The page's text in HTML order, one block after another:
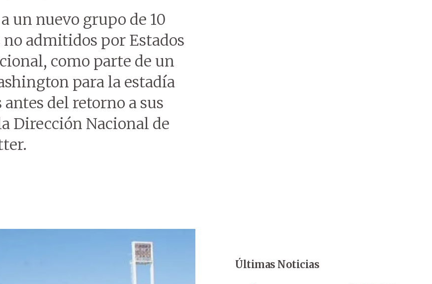
un nuevo grupo de 10
admitidos por Estados
como parte de un
para la estadía
del retorno a sus
Dirección Nacional de
Últimas Noticias